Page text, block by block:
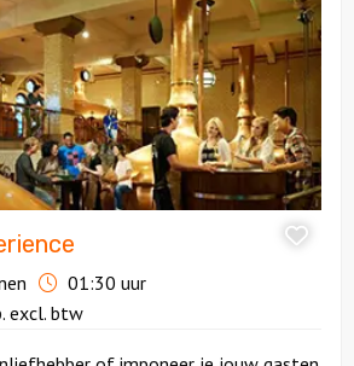
01:30 uur
excl. btw